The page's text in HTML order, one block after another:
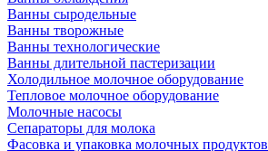
Ванны сыродельные
Ванны творожные
Ванны технологические
Ванны длительной пастеризации
Холодильное молочное оборудование
Тепловое молочное оборудование
Молочные насосы
Сепараторы для молока
Фасовка и упаковка молочных продуктов